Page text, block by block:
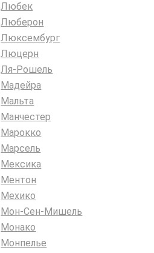
Любек
Люберон
Люксембург
Люцерн
Ля-Рошель
Мадейра
Мальта
Манчестер
Марокко
Марсель
Мексика
Ментон
Мехико
Мон-Сен-Мишель
Монако
Монпелье